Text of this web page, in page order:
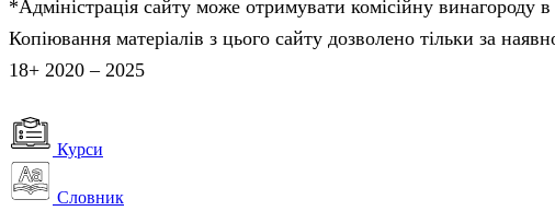
*Адміністрація сайту може отримувати комісійну винагороду
Копіювання матеріалів з цього сайту дозволено тільки за
18+ 2020 – 2025
Курси
Словник